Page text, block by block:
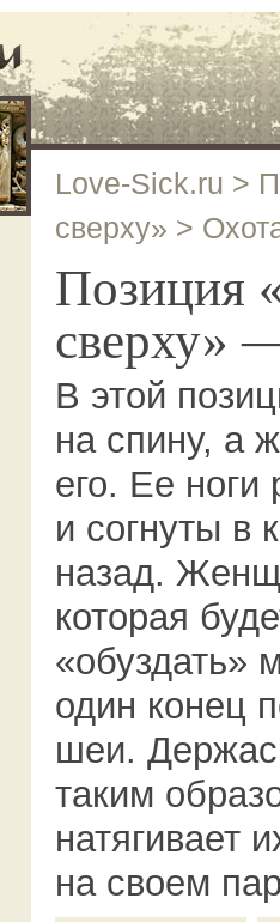
Love-Sick.ru >
сверху» >
Позиция
сверху»
В этой
на спину, а
его. Ее
и согнуты в
назад.
которая
«обуздать»
один конец
шеи.
таким
натягивает
на своем